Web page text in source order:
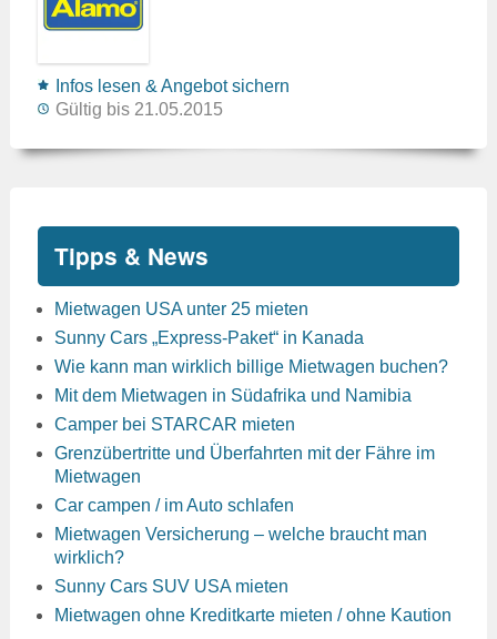
Infos lesen & Angebot sichern
Gültig bis 21.05.2015
Tipps & News
Mietwagen USA unter 25 mieten
Sunny Cars „Express-Paket“ in Kanada
Wie kann man wirklich billige Mietwagen buchen?
Mit dem Mietwagen in Südafrika und Namibia
Camper bei STARCAR mieten
Grenzübertritte und Überfahrten mit der Fähre im
Mietwagen
Car campen / im Auto schlafen
Mietwagen Versicherung – welche braucht man
wirklich?
Sunny Cars SUV USA mieten
Mietwagen ohne Kreditkarte mieten / ohne Kaution